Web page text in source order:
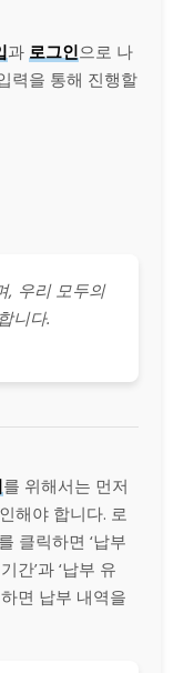
과 로그인으로 나
력을 통해 진행할
, 우리 모두의
니다.
를 위해서는 먼저
해야 합니다. 로
클릭하면 ‘납부
간’과 ‘납부 유
하면 납부 내역을